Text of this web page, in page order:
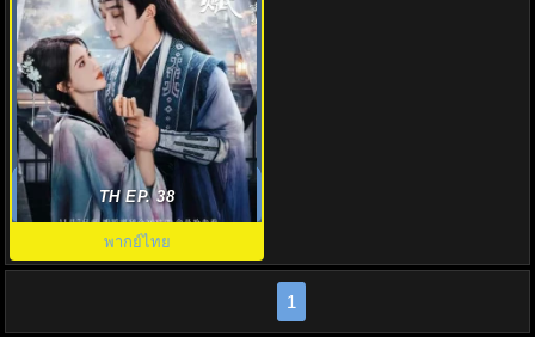
อลหม่านบัลลังก์ต้าฉู่ ภาคเงารัก
หวนคืน Ye Cheng Reborn พากย์
ไทย
TH EP. 38
พากย์ไทย
1